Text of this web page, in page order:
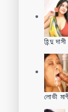
হিন্দু
লোভী